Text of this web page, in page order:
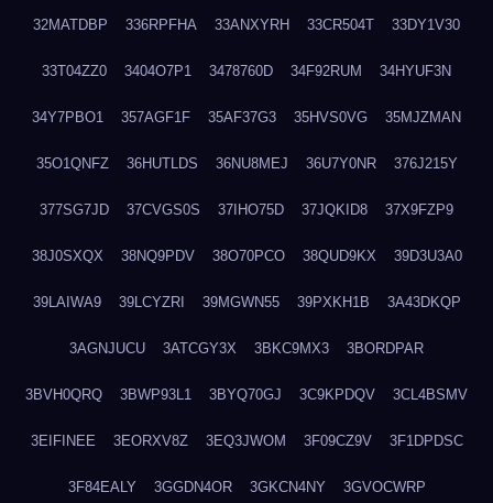
32MATDBP 336RPFHA 33ANXYRH 33CR504T 33DY1V30
33T04ZZ0 3404O7P1 3478760D 34F92RUM 34HYUF3N
34Y7PBO1 357AGF1F 35AF37G3 35HVS0VG 35MJZMAN
35O1QNFZ 36HUTLDS 36NU8MEJ 36U7Y0NR 376J215Y
377SG7JD 37CVGS0S 37IHO75D 37JQKID8 37X9FZP9
38J0SXQX 38NQ9PDV 38O70PCO 38QUD9KX 39D3U3A0
39LAIWA9 39LCYZRI 39MGWN55 39PXKH1B 3A43DKQP
3AGNJUCU 3ATCGY3X 3BKC9MX3 3BORDPAR
3BVH0QRQ 3BWP93L1 3BYQ70GJ 3C9KPDQV 3CL4BSMV
3EIFINEE 3EORXV8Z 3EQ3JWOM 3F09CZ9V 3F1DPDSC
3F84EALY 3GGDN4OR 3GKCN4NY 3GVOCWRP